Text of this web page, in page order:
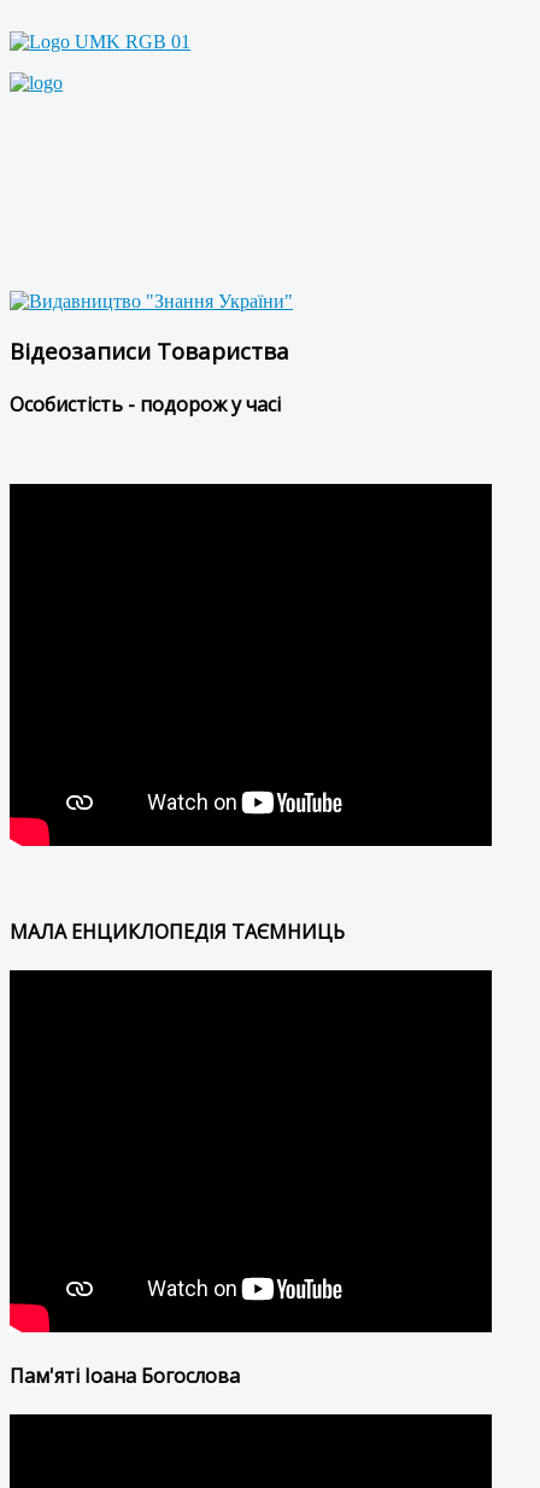
Відеозаписи Товариства
Особистість - подорож у часі
МАЛА ЕНЦИКЛОПЕДІЯ ТАЄМНИЦЬ
Пам'яті Іоана Богослова